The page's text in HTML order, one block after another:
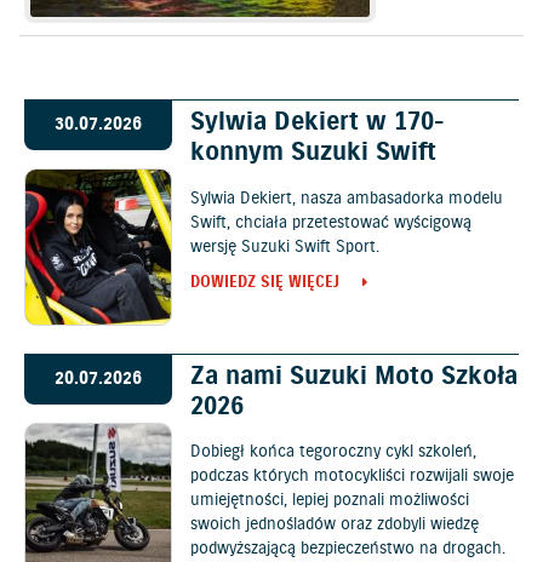
30.07.2026
Sylwia Dekiert w 170-
konnym Suzuki Swift
Sylwia Dekiert, nasza ambasadorka modelu
Swift, chciała przetestować wyścigową
wersję Suzuki Swift Sport.
DOWIEDZ SIĘ WIĘCEJ
20.07.2026
Za nami Suzuki Moto Szkoła
2026
Dobiegł końca tegoroczny cykl szkoleń,
podczas których motocykliści rozwijali swoje
umiejętności, lepiej poznali możliwości
swoich jednośladów oraz zdobyli wiedzę
podwyższającą bezpieczeństwo na drogach.